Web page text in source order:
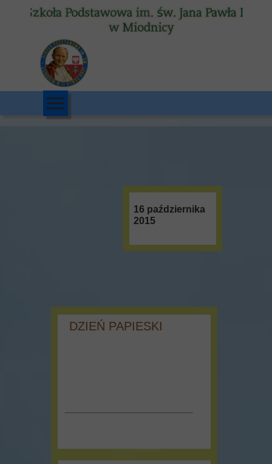
16 października
2015
DZIEŃ PAPIESKI